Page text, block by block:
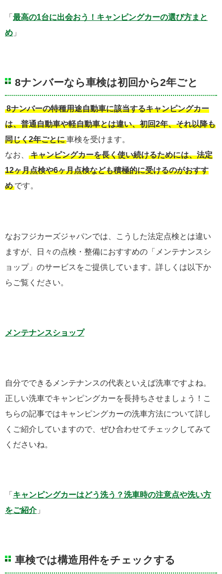
「 最高の1台に出会おう！キャンピングカーの選び方まと
め 」
8ナンバーなら車検は初回から2年ごと
8ナンバーの特種用途自動車に該当するキャンピングカー
は、普通自動車や軽自動車とは違い、初回2年、それ以降も
同じく2年ごとに車検を受けます。
なお、
キャンピングカーを長く使い続けるためには、法定
12ヶ月点検や6ヶ月点検なども積極的に受けるのがおすす
め です。
なおフジカーズジャパンでは、こうした法定点検とは違い
ますが、日々の点検・整備におすすめの「メンテナンスシ
ョップ」のサービスをご提供しています。詳しくは以下か
らご覧ください。
メンテナンスショップ
自分でできるメンテナンスの代表といえば洗車ですよね。
正しい洗車でキャンピングカーを長持ちさせましょう！こ
ちらの記事ではキャンピングカーの洗車方法について詳し
くご紹介していますので、ぜひ合わせてチェックしてみて
くださいね。
「 キャンピングカーはどう洗う？洗車時の注意点や洗い方
をご紹介 」
車検では構造用件をチェックする